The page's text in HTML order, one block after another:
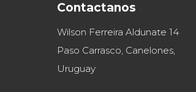
Contactanos
Wilson Ferreira Aldunate 14
Paso Carrasco, Canelones,
Uruguay